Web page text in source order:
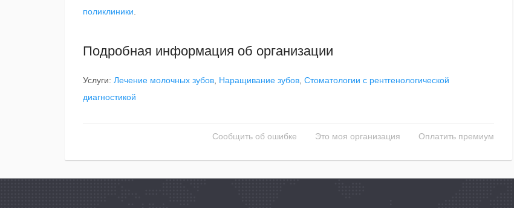
поликлиники
Подробная информация об организации
Услуги: Лечение молочных зубов Наращивание зубов Стоматологии с рентгенологической
диагностикой
Сообщить об ошибке Это моя организация Оплатить премиум